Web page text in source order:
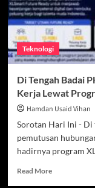
Teknologi
Di Tengah Badai
Kerja Lewat
Hamdan Usaid Vihan
Sorotan Hari Ini - Di
pemutusan
hadirnya program
Read MoreRead